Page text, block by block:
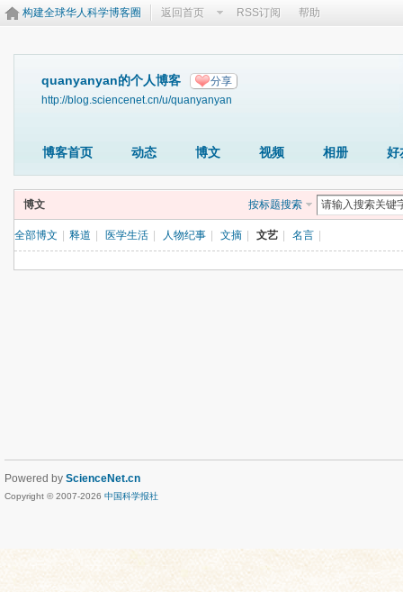
构建全球华人科学博客圈 返回首页 RSS订阅 帮助
quanyanyan的个人博客 分享
http://blog.sciencenet.cn/u/quanyanyan
博客首页 动态 博文 视频 相册 好
博文 按标题搜索
全部博文 释道 医学生活 人物纪事 文摘 文艺 名言
Powered by ScienceNet.cn
Copyright © 2007-2026 中国科学报社